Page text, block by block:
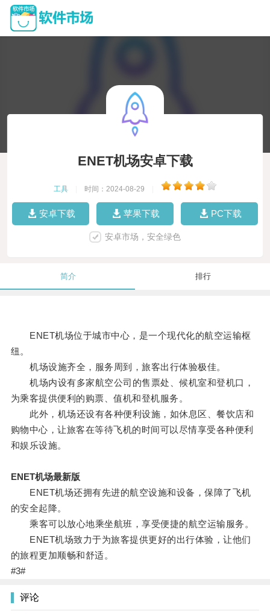
ENET机场安卓下载
工具 时间：2024-08-29
安卓下载 苹果下载 PC下载
安卓市场，安全绿色
简介 排行
ENET机场位于城市中心，是一个现代化的航空运输枢
纽。
机场设施齐全，服务周到，旅客出行体验极佳。
机场内设有多家航空公司的售票处、候机室和登机口，
为乘客提供便利的购票、值机和登机服务。
此外，机场还设有各种便利设施，如休息区、餐饮店和
购物中心，让旅客在等待飞机的时间可以尽情享受各种便利
和娱乐设施。
ENET机场最新版
ENET机场还拥有先进的航空设施和设备，保障了飞机
的安全起降。
乘客可以放心地乘坐航班，享受便捷的航空运输服务。
ENET机场致力于为旅客提供更好的出行体验，让他们
的旅程更加顺畅和舒适。
#3#
评论